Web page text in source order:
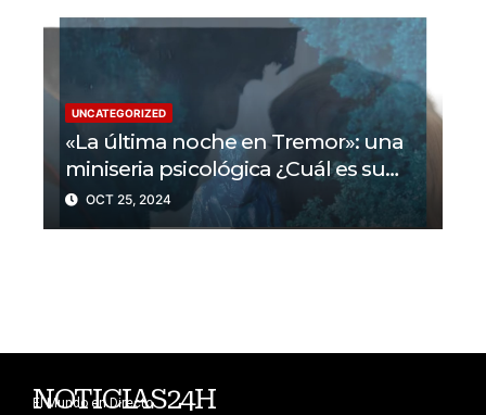
UNCATEGORIZED
«La última noche en Tremor»: una
miniseria psicológica ¿Cuál es su
trama?
OCT 25, 2024
NOTICIAS24H
El Mundo en Directo